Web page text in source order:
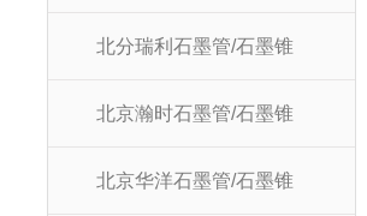
北分瑞利石墨管/石墨锥
北京瀚时石墨管/石墨锥
北京华洋石墨管/石墨锥